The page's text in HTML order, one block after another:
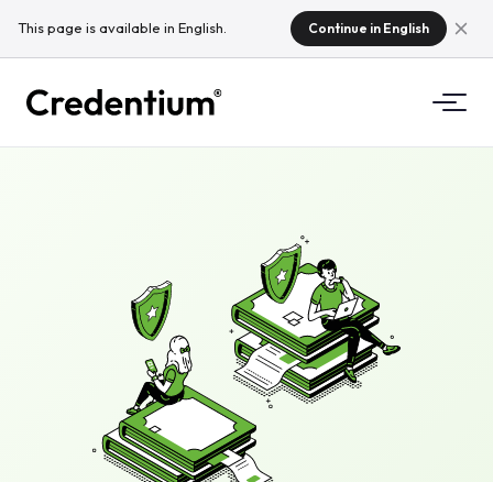
This page is available in English. Continue in English
Kāpēc Credentium
Par CloudTeam
Mācību uzņēmumiem
Pasākumu uzņēmumiem
Kas ir mikrokvalifikācijas?
Regulējums
Standarti un integrācijas